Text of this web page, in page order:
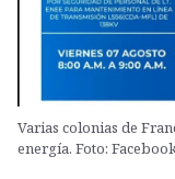
Varias colonias de
energía. Foto: